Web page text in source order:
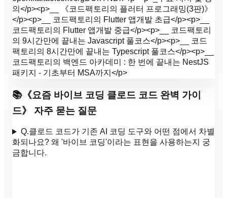
의</p><p>__ 《코드팩토리의 플러터 프로그래밍(3판)》
</p><p>__ 코드팩토리의 Flutter 앱개발 초급</p><p>__
코드팩토리의 Flutter 앱개발 중급</p><p>__ 코드팩토리
의 9시간만에 끝내는 Javascript 풀코스</p><p>__ 코드
팩토리의 8시간만에 끝내는 Typescript 풀코스</p><p>__
코드팩토리의 백엔드 아카데미 : 한 번에 끝내는 NestJS
패키지 - 기초부터 MSA까지</p>
📚 《요즘 바이브 코딩 클로드 코드 완벽 가이
드》 자주 묻는 질문
Q.클로드 코드가 기존 AI 코딩 도구와 어떤 점에서 차별
화되나요? 왜 '바이브 코딩'이라는 표현을 사용하는지 궁
금합니다.